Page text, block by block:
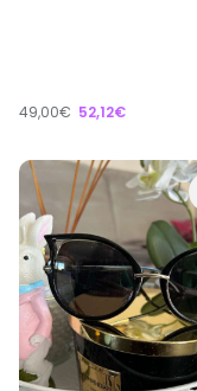
49,00€ 52,12€